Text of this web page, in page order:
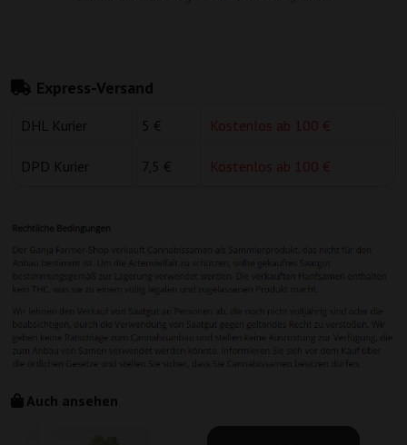
Express-Versand
DHL Kurier 5 € Kostenlos ab 100 €
DPD Kurier 7,5 € Kostenlos ab 100 €
Auch ansehen